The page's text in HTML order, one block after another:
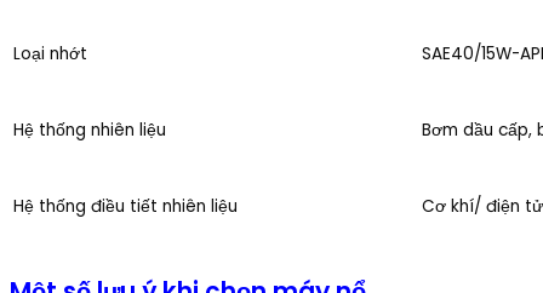
Loại nhớt SAE40/15W-API
Hệ thống nhiên liệu Bơm dầu cấp,
Hệ thống điều tiết nhiên liệu Cơ khí/ điện